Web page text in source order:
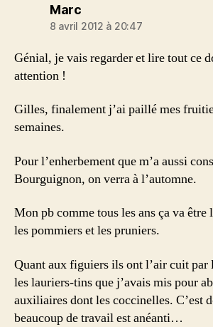
Marcdit :
8 avril 2012 à 20:47
Génial, je vais regarder et lire tout ce
attention !
Gilles, finalement j’ai paillé mes
semaines.
Pour l’enherbement que m’a aussi
Bourguignon, on verra à l’automne.
Mon pb comme tous les ans ça va être
les pommiers et les pruniers.
Quant aux figuiers ils ont l’air cuit par
les lauriers-tins que j’avais mis pour
auxiliaires dont les coccinelles. C’est
beaucoup de travail est anéanti…